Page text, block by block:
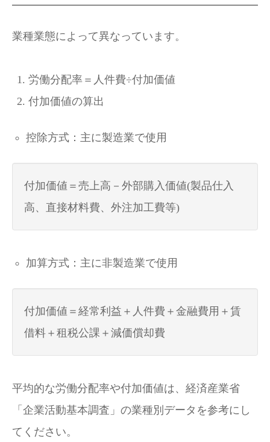
業種業態によって異なっています。
労働分配率＝人件費÷付加価値
付加価値の算出
控除方式：主に製造業で使用
付加価値＝売上高－外部購入価値(製品仕入
高、直接材料費、外注加工費等)
加算方式：主に非製造業で使用
付加価値＝経常利益＋人件費＋金融費用＋賃
借料＋租税公課＋減価償却費
平均的な労働分配率や付加価値は、経済産業省
「企業活動基本調査」の業種別データを参考にし
てください。